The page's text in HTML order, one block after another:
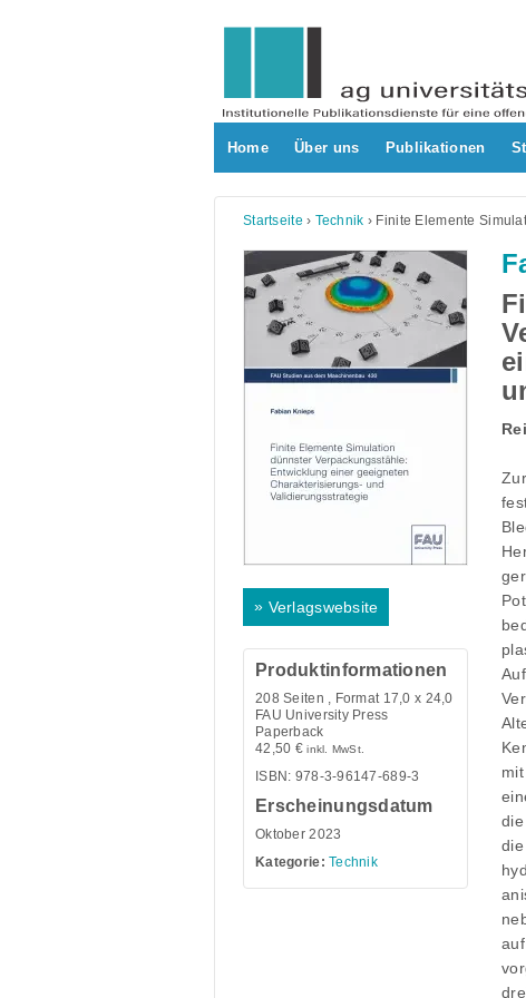
Home Über uns Publikationen
Startseite › Technik › Finite Elemente
» Verlagswebsite
Produktinformationen
208 Seiten , Format 17,0 x 24,0
FAU University Press
Paperback
42,50 € inkl. MwSt.
ISBN: 978-3-96147-689-3
Erscheinungsdatum
Oktober 2023
Kategorie: Technik